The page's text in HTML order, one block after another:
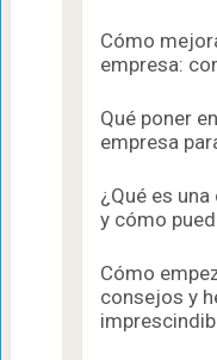
Cómo
empresa:
Qué poner
empresa
¿Qué es
y cómo
Cómo
consejos y